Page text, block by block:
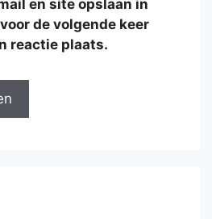
en site opslaan in
de volgende keer
reactie plaats.